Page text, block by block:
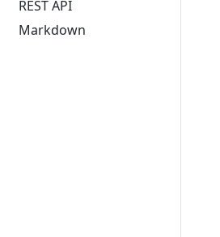
REST API
Markdown